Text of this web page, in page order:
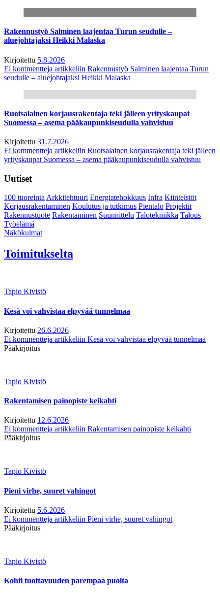
Rakennustyö Salminen laajentaa Turun seudulle –
aluejohtajaksi Heikki Malaska
Kirjoitettu 5.8.2026
Ei kommentteja artikkeliin Rakennustyö Salminen laajentaa Turun
seudulle – aluejohtajaksi Heikki Malaska
Ruotsalainen korjausrakentaja teki jälleen yrityskaupat
Suomessa – asema pääkaupunkiseudulla vahvistuu
Kirjoitettu 31.7.2026
Ei kommentteja artikkeliin Ruotsalainen korjausrakentaja teki jälleen
yrityskaupat Suomessa – asema pääkaupunkiseudulla vahvistuu
Uutiset
100 tuoreintaArkkitehtuuri Energiatehokkuus Infra Kiinteistöt
Korjausrakentaminen Koulutus ja tutkimus Pientalo Projektit
Rakennustuote Rakentaminen Suunnittelu Talotekniikka Talous
Työelämä
Näkökulmat
Toimitukselta
Tapio Kivistö
Kesä voi vahvistaa elpyvää tunnelmaa
Kirjoitettu 26.6.2026
Ei kommentteja artikkeliin Kesä voi vahvistaa elpyvää tunnelmaa
Pääkirjoitus
Tapio Kivistö
Rakentamisen painopiste keikahti
Kirjoitettu 12.6.2026
Ei kommentteja artikkeliin Rakentamisen painopiste keikahti
Pääkirjoitus
Tapio Kivistö
Pieni virhe, suuret vahingot
Kirjoitettu 5.6.2026
Ei kommentteja artikkeliin Pieni virhe, suuret vahingot
Pääkirjoitus
Tapio Kivistö
Kohti tuottavuuden parempaa puolta